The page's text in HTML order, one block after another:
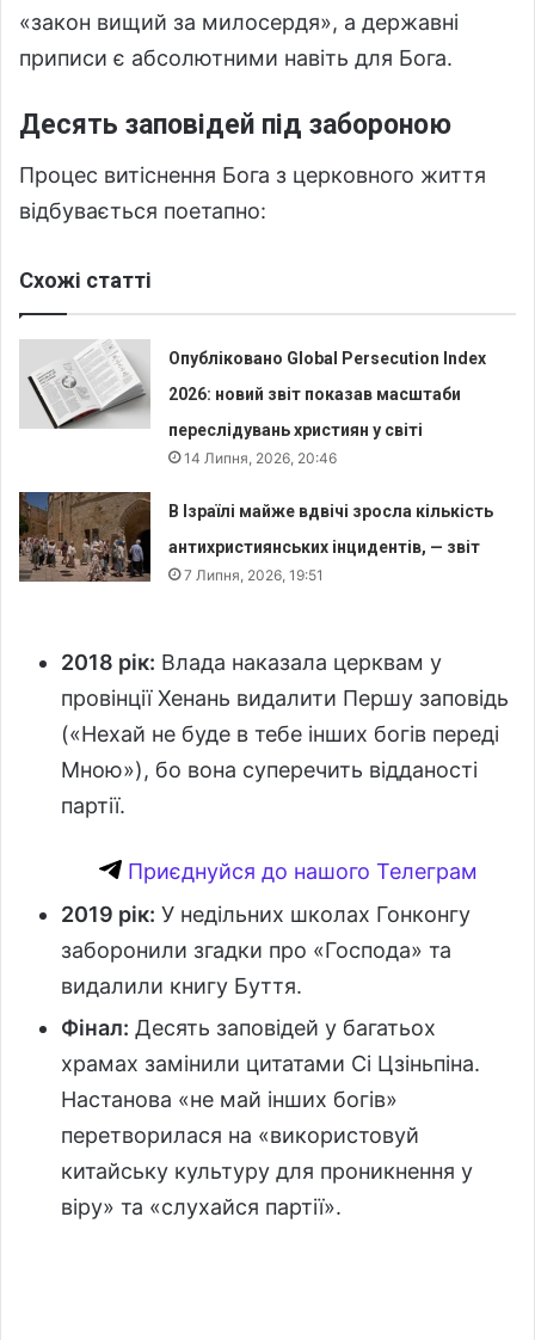
«закон вищий за милосердя», а державні
приписи є абсолютними навіть для Бога.
Десять заповідей під забороною
Процес витіснення Бога з церковного життя
відбувається поетапно:
Схожі статті
Опубліковано Global Persecution Index
2026: новий звіт показав масштаби
переслідувань християн у світі
14 Липня, 2026, 20:46
В Ізраїлі майже вдвічі зросла кількість
антихристиянських інцидентів, — звіт
7 Липня, 2026, 19:51
2018 рік: Влада наказала церквам у
провінції Хенань видалити Першу заповідь
(«Нехай не буде в тебе інших богів переді
Мною»), бо вона суперечить відданості
партії.
Приєднуйся до нашого Телеграм
2019 рік: У недільних школах Гонконгу
заборонили згадки про «Господа» та
видалили книгу Буття.
Фінал: Десять заповідей у багатьох
храмах замінили цитатами Сі Цзіньпіна.
Настанова «не май інших богів»
перетворилася на «використовуй
китайську культуру для проникнення у
віру» та «слухайся партії».